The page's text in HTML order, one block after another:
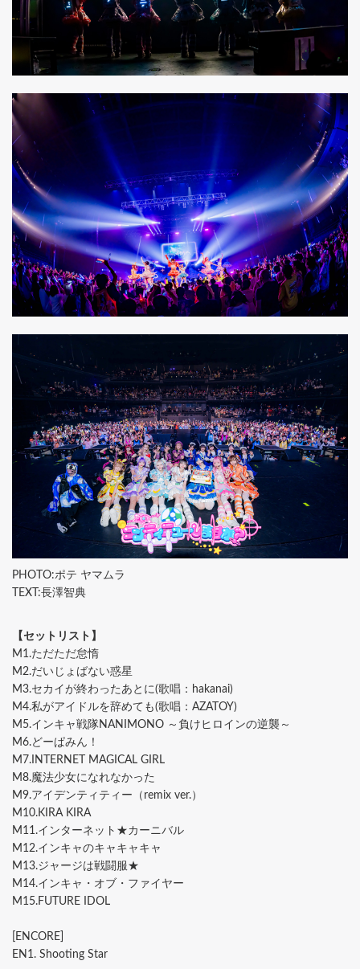
PHOTO:ポテ ヤマムラ
TEXT:長澤智典
【セットリスト】
M1.ただただ怠惰
M2.だいじょばない惑星
M3.セカイが終わったあとに(歌唱：hakanai)
M4.私がアイドルを辞めても(歌唱：AZATOY)
M5.インキャ戦隊NANIMONO ～負けヒロインの逆襲～
M6.どーぱみん！
M7.INTERNET MAGICAL GIRL
M8.魔法少女になれなかった
M9.アイデンティティー（remix ver.）
M10.KIRA KIRA
M11.インターネット★カーニバル
M12.インキャのキャキャキャ
M13.ジャージは戦闘服★
M14.インキャ・オブ・ファイヤー
M15.FUTURE IDOL
[ENCORE]
EN1. Shooting Star